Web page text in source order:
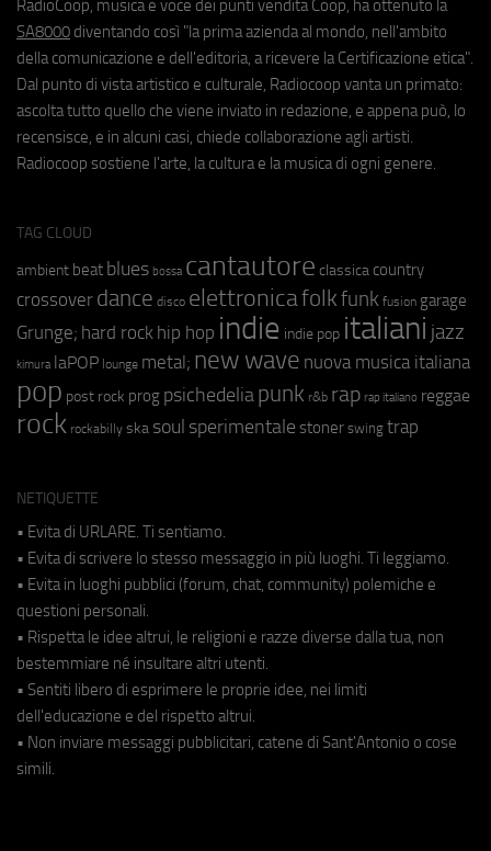
RadioCoop, musica e voce dei punti vendita Coop, ha ottenuto la
SA8000 diventando così "la prima azienda al mondo, nell'ambito
della comunicazione e dell'editoria, a ricevere la Certificazione etica".
Dal punto di vista artistico e culturale, Radiocoop vanta un primato:
ascolta tutto quello che viene inviato in redazione, e appena può, lo
recensisce, e in alcuni casi, chiede collaborazione agli artisti.
Radiocoop sostiene l'arte, la cultura e la musica di ogni genere.
TAG CLOUD
ambient beat blues bossa cantautore classica country
crossover dance disco elettronicafolkfunk fusion garage
Grunge; hard rock hip hop indie indie pop italiani jazz
kimura laPOP lounge metal; new wave nuova musica italiana
pop post rock prog psichedeliapunk r&b rap rap italiano reggae
rock rockabilly ska soul sperimentale stoner swing trap
NETIQUETTE
• Evita di URLARE. Ti sentiamo.
• Evita di scrivere lo stesso messaggio in più luoghi. Ti leggiamo.
• Evita in luoghi pubblici (forum, chat, community) polemiche e
questioni personali.
• Rispetta le idee altrui, le religioni e razze diverse dalla tua, non
bestemmiare né insultare altri utenti.
• Sentiti libero di esprimere le proprie idee, nei limiti
dell'educazione e del rispetto altrui.
• Non inviare messaggi pubblicitari, catene di Sant'Antonio o cose
simili.